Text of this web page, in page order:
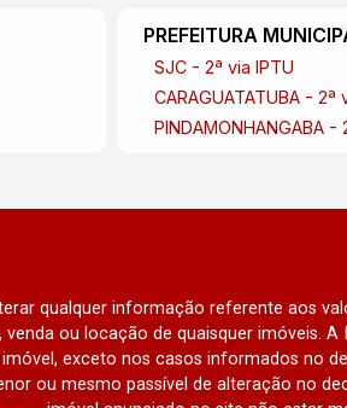
PREFEITURA
SJC - 2ª via IPTU
CARAGUATATUBA - 2ª
PINDAMONHANGABA -
qualquer informação referente aos
ou locação de quaisquer imóveis.
exceto nos casos informados no
ou mesmo passível de alteração no